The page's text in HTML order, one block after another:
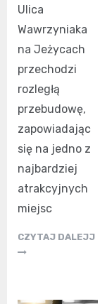
Ulica
Wawrzyniaka
na Jeżycach
przechodzi
rozległą
przebudowę,
zapowiadając
się na jedno z
najbardziej
atrakcyjnych
miejsc
CZYTAJ DALEJJ